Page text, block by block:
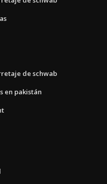
de schwab
en pakistán